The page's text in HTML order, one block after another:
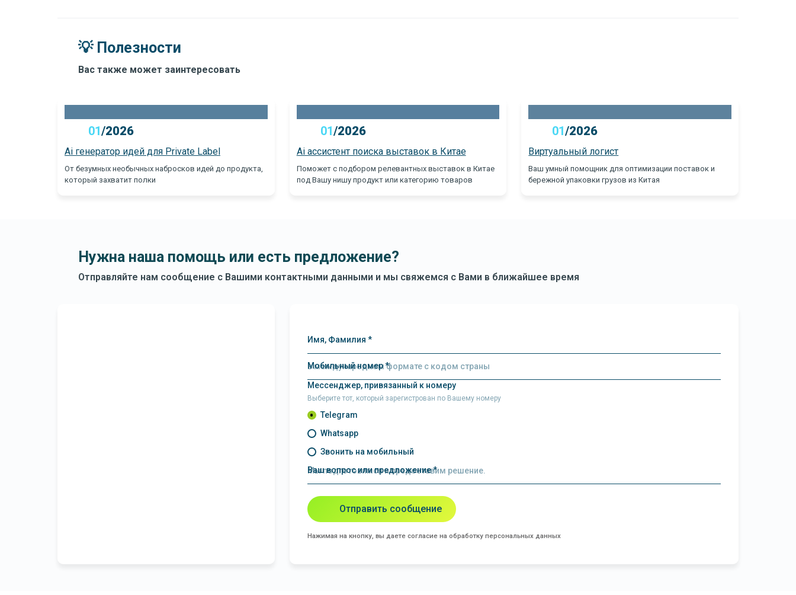
💡 Полезности
Вас также может заинтересовать
01/2026
Ai генератор идей для Private Label
От безумных необычных набросков идей до продукта,
который захватит полки
01/2026
Ai ассистент поиска выставок в Китае
Поможет с подбором релевантных выставок в Китае
под Вашу нишу продукт или категорию товаров
01/2026
Виртуальный логист
Ваш умный помощник для оптимизации поставок и
бережной упаковки грузов из Китая
Нужна наша помощь или есть предложение?
Отправляйте нам сообщение с Вашими контактными данными и мы свяжемся с Вами в ближайшее время
Имя, Фамилия *
Мобильный номер *
Мессенджер, привязанный к номеру
Выберите тот, который зарегистрован по Вашему номеру
Telegram
Whatsapp
Звонить на мобильный
Ваш вопрос или предложение *
Отправить сообщение
Нажимая на кнопку, вы даете согласие на обработку персональных данных